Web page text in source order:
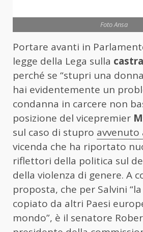
Foto Ansa
Portare avanti in
legge della Lega sulla
perché se “stupri una
hai evidentemente un
condanna in carcere non
posizione del vicepremier
sul caso di stupro avvenuto
vicenda che ha riportato
riflettori della politica sul
della violenza di genere. A
proposta, che per Salvini
copiato da altri Paesi
mondo”, è il senatore